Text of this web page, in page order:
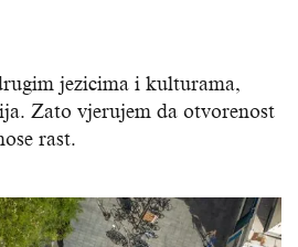
jezicima i kulturama,
Zato vjerujem da otvorenost
rast.